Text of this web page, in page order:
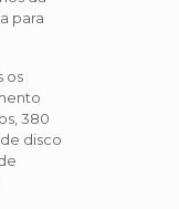
para
os
380
disco